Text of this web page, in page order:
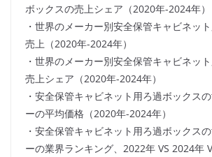
ボックスの売上シェア（2020年-2024年）
・世界のメーカー別安全保管キャビネッ
売上（2020年-2024年）
・世界のメーカー別安全保管キャビネッ
売上シェア（2020年-2024年）
・安全保管キャビネット用ろ過ボックス
ーの平均価格（2020年-2024年）
・安全保管キャビネット用ろ過ボックス
ーの業界ランキング、2022年 VS 2024年